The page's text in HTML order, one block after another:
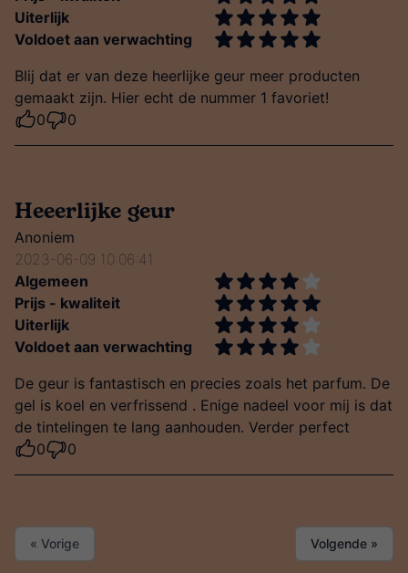
Uiterlijk
Voldoet aan verwachting
Blij dat er van deze heerlijke geur meer producten
gemaakt zijn. Hier echt de nummer 1 favoriet!
0
0
Heeerlijke geur
Anoniem
2023-06-09 10:06:41
Algemeen
Prijs - kwaliteit
Uiterlijk
Voldoet aan verwachting
De geur is fantastisch en precies zoals het parfum. De
gel is koel en verfrissend . Enige nadeel voor mij is dat
de tintelingen te lang aanhouden. Verder perfect
0
0
« Vorige Volgende »